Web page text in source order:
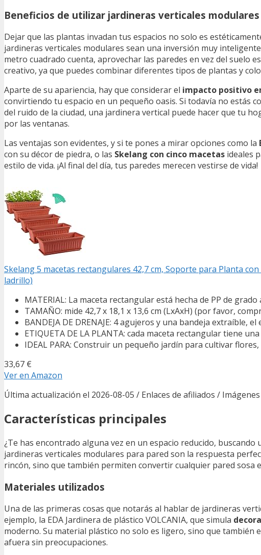
Beneficios de utilizar jardineras verticales modulares
Dejar que las plantas invadan tus espacios no solo es
jardineras verticales modulares sean una inversión muy
metro cuadrado cuenta, aprovechar las paredes en vez del suelo
creativo, ya que puedes combinar diferentes tipos de plantas y
Aparte de su apariencia, hay que considerar el impacto positivo
convirtiendo tu espacio en un pequeño oasis. Si todavía no estás
del ruido de la ciudad, una jardinera vertical puede hacer que tu
por las ventanas.
Las ventajas son evidentes, y si te pones a mirar opciones como la
con su décor de piedra, o las Skelang con cinco macetas ideales
estilo de vida. ¡Al final del día, tus paredes merecen vestirse de vida!
Skelang 5 macetas rectangulares 42,7 cm, Soporte para Planta
ladrillo)
MATERIAL: La maceta rectangular está hecha de PP de
TAMAÑO: mide 42,7 x 18,1 x 13,6 cm (LxAxH) (por favor,
BANDEJA DE DRENAJE: 4 agujeros y una bandeja extraíble,
ETIQUETA DE LA PLANTA: cada maceta rectangular tiene
IDEAL PARA: Construir un pequeño jardín para cultivar
33,67 €
Ver en Amazon
Última actualización el 2026-08-05 / Enlaces de afiliados /
Características principales
¿Te has encontrado alguna vez en un espacio reducido,
jardineras verticales modulares para pared son la respuesta
rincón, sino que también permiten convertir cualquier pared sosa
Materiales utilizados
Una de las primeras cosas que notarás al hablar de jardineras
ejemplo, la EDA Jardinera de plástico VOLCANIA, que simula
moderno. Su material plástico no solo es ligero, sino que también
afuera sin preocupaciones.